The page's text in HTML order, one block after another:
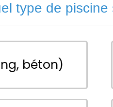
type de
béton)